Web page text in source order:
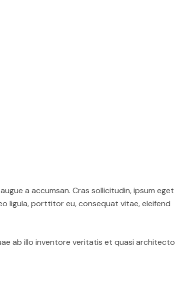
a accumsan. Cras sollicitudin, ipsum eget
ligula, porttitor eu, consequat vitae, eleifend
ab illo inventore veritatis et quasi architecto